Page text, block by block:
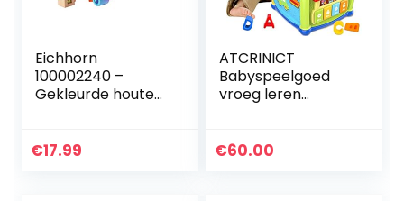
Eichhorn
100002240 –
Gekleurde houten
meerkleurig, vanaf
€17.99
ATCRINICT
Babyspeelgoed
vroeg leren
sorteerder
€60.00